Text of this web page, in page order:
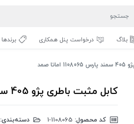
بلاگ درخواست پنل همکاری برندها
صمد
کابل مثبت باطری پژو 405 سمند پارس 1108065 اماتا صمد
کد محصول: دسته‌بندی: